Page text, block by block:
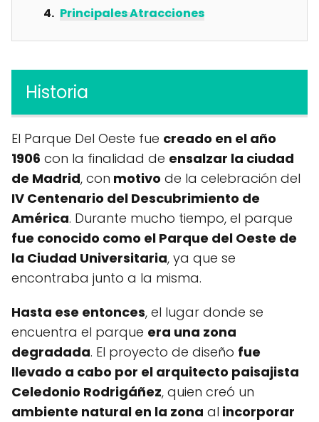
Principales Atracciones
Historia
El Parque Del Oeste fue creado en el año
1906 con la finalidad de ensalzar la ciudad
de Madrid, con motivo de la celebración del
IV Centenario del Descubrimiento de
América. Durante mucho tiempo, el parque
fue conocido como el Parque del Oeste de
la Ciudad Universitaria, ya que se
encontraba junto a la misma.
Hasta ese entonces, el lugar donde se
encuentra el parque era una zona
degradada. El proyecto de diseño fue
llevado a cabo por el arquitecto paisajista
Celedonio Rodrigáñez, quien creó un
ambiente natural en la zona al incorporar